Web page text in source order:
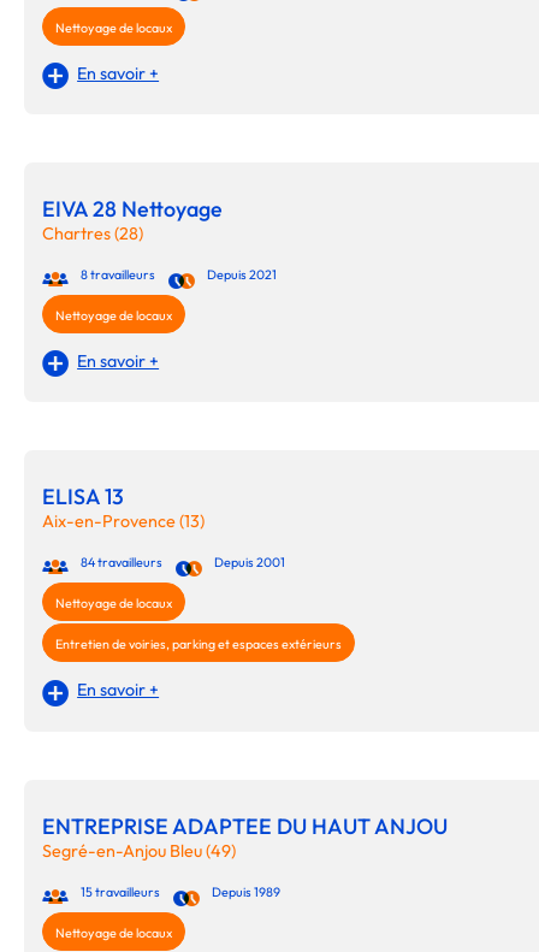
Nettoyage de locaux
En savoir +
EIVA 28 Nettoyage
Chartres (28)
8 travailleurs Depuis 2021
Nettoyage de locaux
En savoir +
ELISA 13
Aix-en-Provence (13)
84 travailleurs Depuis 2001
Nettoyage de locaux
Entretien de voiries, parking et espaces extérieurs
En savoir +
ENTREPRISE ADAPTEE DU HAUT ANJOU
Segré-en-Anjou Bleu (49)
15 travailleurs Depuis 1989
Nettoyage de locaux